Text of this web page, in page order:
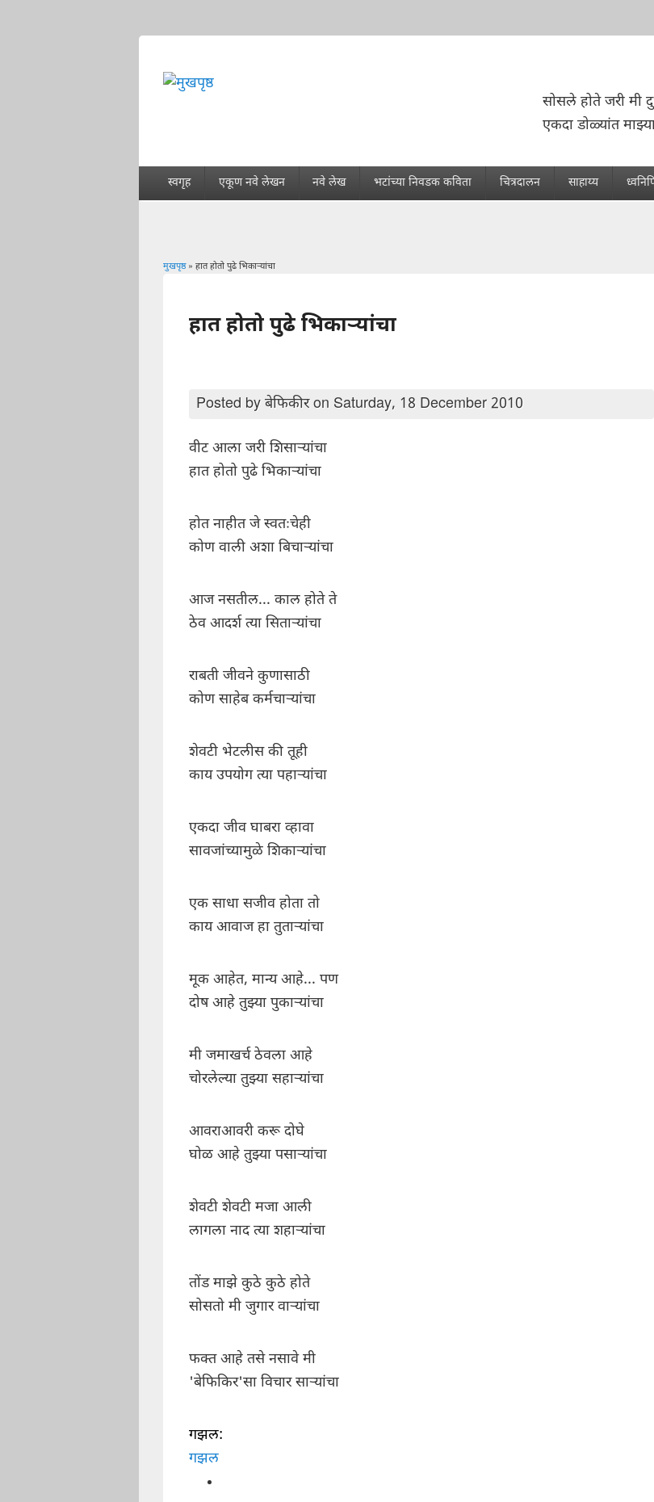
सोसले होते जरी मी
एकदा डोळ्यांत
स्वगृह एकूण नवे लेखन नवे लेख भटांच्या निवडक कविता चित्रदालन साहाय्य
मुखपृष्ठ» हात होतो पुढे भिकार्‍यांचा
हात होतो पुढे भिकार्‍यांचा
Posted by बेफिकीरon Saturday, 18 December 2010
वीट आला जरी शिसार्‍यांचा
हात होतो पुढे भिकार्‍यांचा
होत नाहीत जे स्वतःचेही
कोण वाली अशा बिचार्‍यांचा
आज नसतील... काल होते ते
ठेव आदर्श त्या सितार्‍यांचा
राबती जीवने कुणासाठी
कोण साहेब कर्मचार्‍यांचा
शेवटी भेटलीस की तूही
काय उपयोग त्या पहार्‍यांचा
एकदा जीव घाबरा व्हावा
सावजांच्यामुळे शिकार्‍यांचा
एक साधा सजीव होता तो
काय आवाज हा तुतार्‍यांचा
मूक आहेत, मान्य आहे... पण
दोष आहे तुझ्या पुकार्‍यांचा
मी जमाखर्च ठेवला आहे
चोरलेल्या तुझ्या सहार्‍यांचा
आवराआवरी करू दोघे
घोळ आहे तुझ्या पसार्‍यांचा
शेवटी शेवटी मजा आली
लागला नाद त्या शहार्‍यांचा
तोंड माझे कुठे कुठे होते
सोसतो मी जुगार वार्‍यांचा
फक्त आहे तसे नसावे मी
'बेफिकिर'सा विचार सार्‍यांचा
गझल:
गझल